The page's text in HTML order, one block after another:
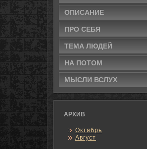
ОПИСАНИЕ
ПРО СЕБЯ
ТЕМА ЛЮДЕЙ
НА ПОТОМ
МЫСЛИ ВСЛУХ
АРХИВ
Октябрь
Август